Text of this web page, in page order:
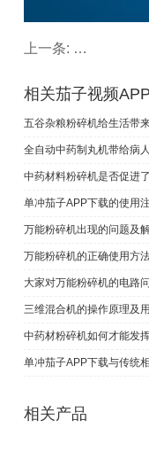
上一条:
万能粉碎机
相关茄子视频
五谷杂粮粉碎机给生活带
全自动中药制丸机带给病
单冲茄子APP下载​的使用
万能粉碎机出现的问题及
万能粉碎机的正确使用方
三维混合机的操作原理及
相关产品